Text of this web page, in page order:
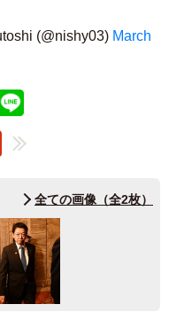
(@nishy03) March
全ての画像（全2枚）